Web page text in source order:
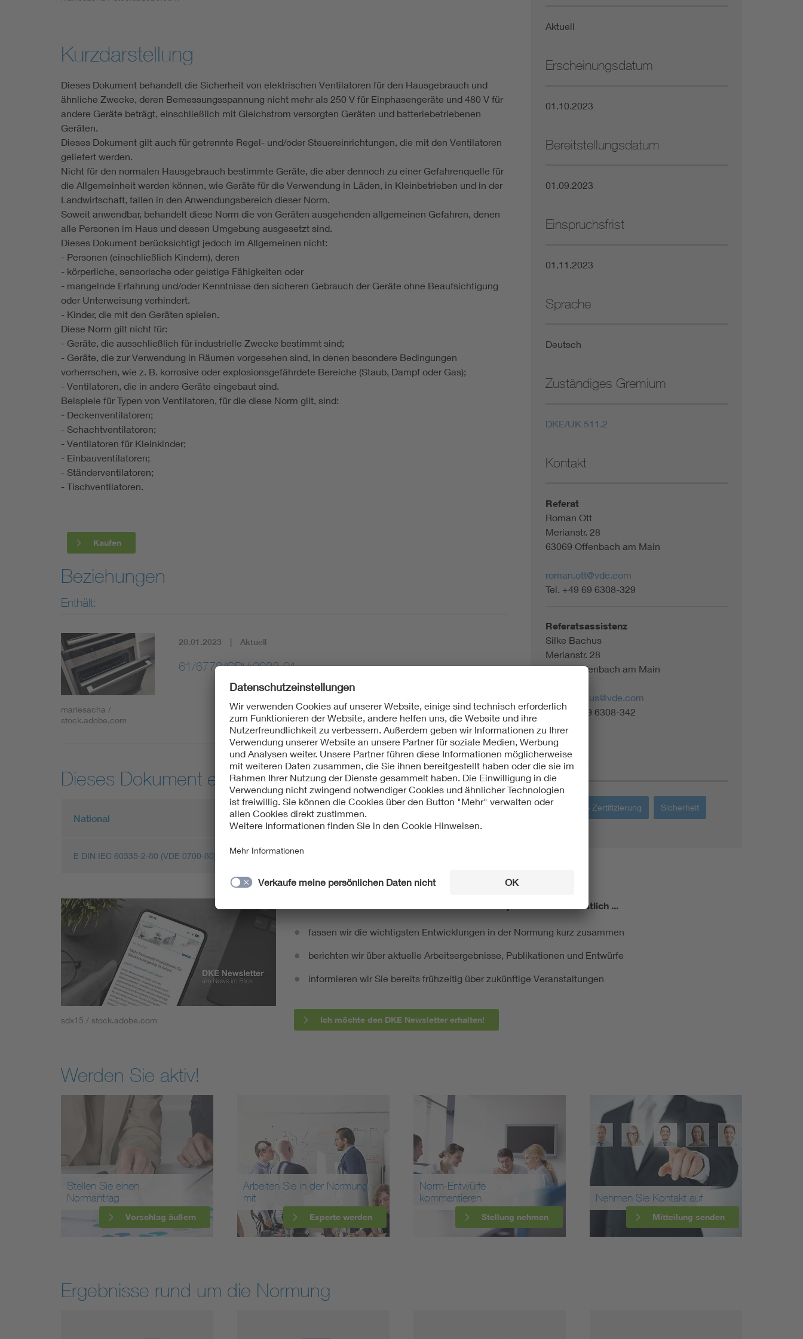
Living
Smart Cities
Kurzdarstellung
Dieses Dokument behandelt die Sicherheit von elektrischen Ventilatoren für den Hausgebrauch und
ähnliche Zwecke, deren Bemessungsspannung nicht mehr als 250 V für Einphasengeräte und 480 V für
andere Geräte beträgt, einschließlich mit Gleichstrom versorgten Geräten und batteriebetriebenen
Geräten.
Dieses Dokument gilt auch für getrennte Regel- und/oder Steuereinrichtungen, die mit den Ventilatoren
geliefert werden.
Nicht für den normalen Hausgebrauch bestimmte Geräte, die aber dennoch zu einer Gefahrenquelle für
die Allgemeinheit werden können, wie Geräte für die Verwendung in Läden, in Kleinbetrieben und in der
Landwirtschaft, fallen in den Anwendungsbereich dieser Norm.
Soweit anwendbar, behandelt diese Norm die von Geräten ausgehenden allgemeinen Gefahren, denen
alle Personen im Haus und dessen Umgebung ausgesetzt sind.
Dieses Dokument berücksichtigt jedoch im Allgemeinen nicht:
- Personen (einschließlich Kindern), deren
- körperliche, sensorische oder geistige Fähigkeiten oder
- mangelnde Erfahrung und/oder Kenntnisse den sicheren Gebrauch der Geräte ohne Beaufsichtigung
oder Unterweisung verhindert.
- Kinder, die mit den Geräten spielen.
Diese Norm gilt nicht für:
- Geräte, die ausschließlich für industrielle Zwecke bestimmt sind;
- Geräte, die zur Verwendung in Räumen vorgesehen sind, in denen besondere Bedingungen
vorherrschen, wie z. B. korrosive oder explosionsgefährdete Bereiche (Staub, Dampf oder Gas);
- Ventilatoren, die in andere Geräte eingebaut sind.
Beispiele für Typen von Ventilatoren, für die diese Norm gilt, sind:
- Deckenventilatoren;
- Schachtventilatoren;
- Ventilatoren für Kleinkinder;
- Einbauventilatoren;
- Ständerventilatoren;
- Tischventilatoren.
Kaufen
Beziehungen
Enthält:
mariesacha /
stock.adobe.com
20.01.2023 Aktuell
61/6778/CDV:2023-01
Dieses Dokument entspricht:
National International
E DIN IEC 60335-2-80 (VDE 0700-80):2023-10
Aktuell
Erscheinungsdatum
01.10.2023
Bereitstellungsdatum
01.09.2023
Einspruchsfrist
01.11.2023
Sprache
Deutsch
Zuständiges Gremium
DKE/UK 511.2
Kontakt
Referat
Roman Ott
Merianstr. 28
63069 Offenbach am Main
roman.ott@vde.com
Tel. +49 69 6308-329
Referatsassistenz
Silke Bachus
Merianstr. 28
63069 Offenbach am Main
silke.bachus@vde.com
Tel. +49 69 6308-342
Themen
Prüfung + Zertifizierung Sicherheit
sdx15 / stock.adobe.com
Monatlich ...
fassen wir die wichtigsten Entwicklungen in der Normung kurz zusammen
berichten wir über aktuelle Arbeitsergebnisse, Publikationen und Entwürfe
informieren wir Sie bereits frühzeitig über zukünftige Veranstaltungen
Ich möchte den DKE Newsletter erhalten!
Werden Sie aktiv!
Stellen Sie einen
Normantrag
Vorschlag äußern
Arbeiten Sie in der Normung
mit
Experte werden
Norm-Entwürfe
kommentieren
Stellung nehmen
Nehmen Sie Kontakt auf
Mitteilung senden
Ergebnisse rund um die Normung